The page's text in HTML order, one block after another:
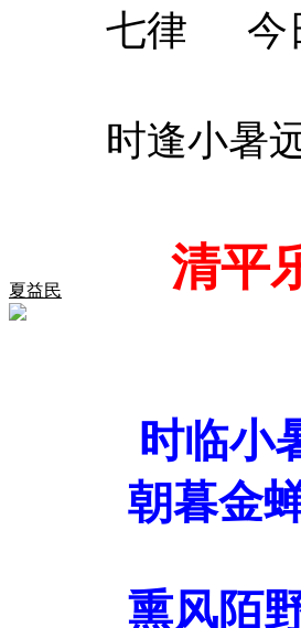
夏益民
七律 今
张
时逢小暑
清平
时临小暑
朝暮金蝉
熏风陌野